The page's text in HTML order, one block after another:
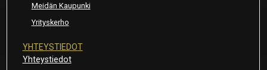
Meidän Kaupunki
Yrityskerho
YHTEYSTIEDOT
Yhteystiedot